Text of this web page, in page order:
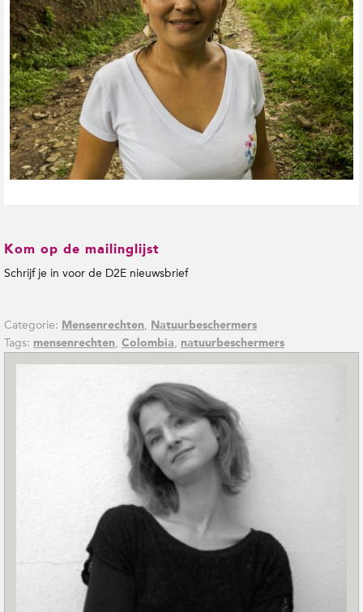
Kom op de mailinglijst
Schrijf je in voor de D2E nieuwsbrief
Categorie: Mensenrechten, Natuurbeschermers
Tags: mensenrechten, Colombia, natuurbeschermers